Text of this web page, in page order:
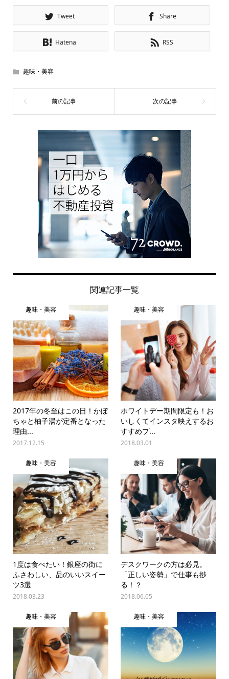
Tweet Share
Hatena RSS
趣味・美容
関連記事一覧
趣味・美容
2017年の冬至はこの日！かぼ
ちゃと柚子湯が定番となった
理由...
2017.12.15
趣味・美容
ホワイトデー期間限定も！お
いしくてインスタ映えするお
すすめプ...
2018.03.01
趣味・美容
1度は食べたい！銀座の街に
ふさわしい、品のいいスイー
ツ3選
2018.03.23
趣味・美容
デスクワークの方は必見。
「正しい姿勢」で仕事も捗
る！？
2018.06.05
趣味・美容 趣味・美容